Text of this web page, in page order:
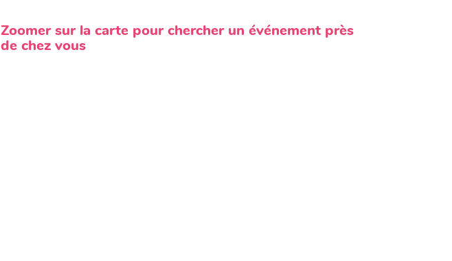
Zoomer sur la carte pour chercher un événement près
de chez vous